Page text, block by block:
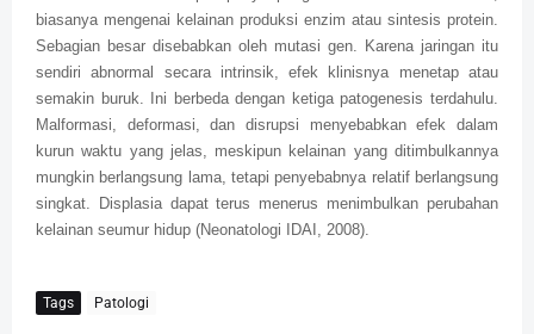
biasanya mengenai kelainan produksi enzim atau sintesis protein.
Sebagian besar disebabkan oleh mutasi gen. Karena jaringan itu
sendiri abnormal secara intrinsik, efek klinisnya menetap atau
semakin buruk. Ini berbeda dengan ketiga patogenesis terdahulu.
Malformasi, deformasi, dan disrupsi menyebabkan efek dalam
kurun waktu yang jelas, meskipun kelainan yang ditimbulkannya
mungkin berlangsung lama, tetapi penyebabnya relatif berlangsung
singkat. Displasia dapat terus menerus menimbulkan perubahan
kelainan seumur hidup (Neonatologi IDAI, 2008).
Tags Patologi